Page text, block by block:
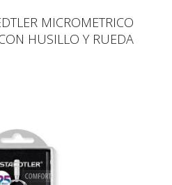
MICROMETRICO
HUSILLO Y RUEDA